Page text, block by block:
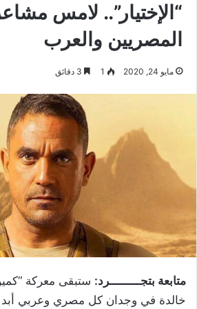
“الإختيار”.. لامس
المصريين والعرب
مايو 24, 2020 1
متابعة بتجـــــــــرد: ستبقى معركة
خالدة في وجدان كل مصري وعربي أبد